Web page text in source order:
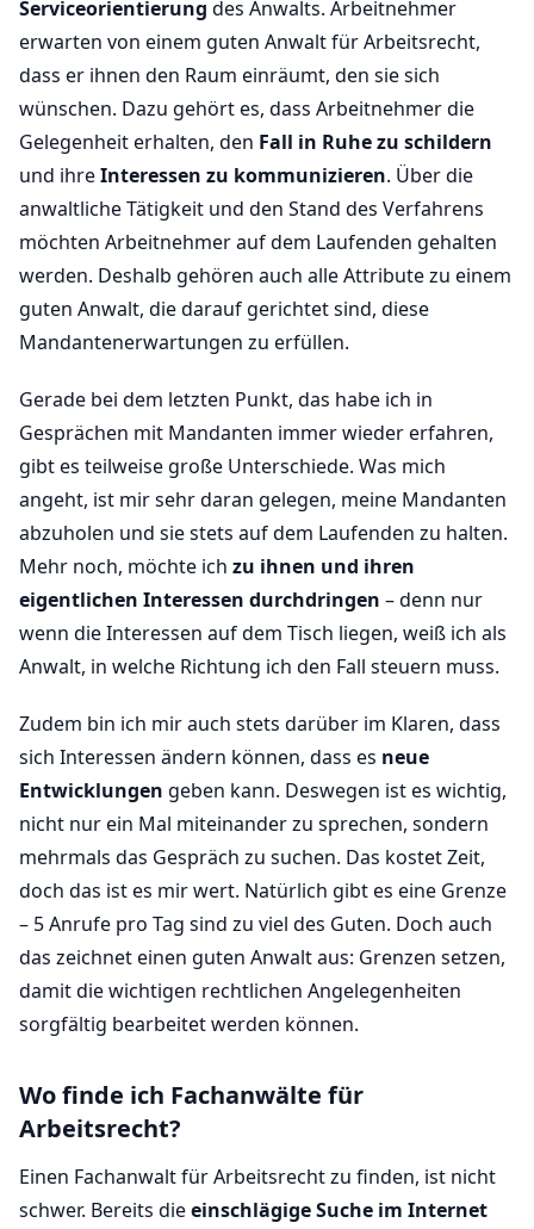
Serviceorientierung des Anwalts. Arbeitnehmer
erwarten von einem guten Anwalt für Arbeitsrecht,
dass er ihnen den Raum einräumt, den sie sich
wünschen. Dazu gehört es, dass Arbeitnehmer die
Gelegenheit erhalten, den Fall in Ruhe zu schildern
und ihreInteressen zu kommunizieren. Über die
anwaltliche Tätigkeit und den Stand des Verfahrens
möchten Arbeitnehmer auf dem Laufenden gehalten
werden. Deshalb gehören auch alle Attribute zu einem
guten Anwalt, die darauf gerichtet sind, diese
Mandantenerwartungen zu erfüllen.
Gerade bei dem letzten Punkt, das habe ich in
Gesprächen mit Mandanten immer wieder erfahren,
gibt es teilweise große Unterschiede. Was mich
angeht, ist mir sehr daran gelegen, meine Mandanten
abzuholen und sie stets auf dem Laufenden zu halten.
Mehr noch, möchte ich zu ihnen und ihren
eigentlichen Interessen durchdringen – denn nur
wenn die Interessen auf dem Tisch liegen, weiß ich als
Anwalt, in welche Richtung ich den Fall steuern muss.
Zudem bin ich mir auch stets darüber im Klaren, dass
sich Interessen ändern können, dass es neue
Entwicklungen geben kann. Deswegen ist es wichtig,
nicht nur ein Mal miteinander zu sprechen, sondern
mehrmals das Gespräch zu suchen. Das kostet Zeit,
doch das ist es mir wert. Natürlich gibt es eine Grenze
– 5 Anrufe pro Tag sind zu viel des Guten. Doch auch
das zeichnet einen guten Anwalt aus: Grenzen setzen,
damit die wichtigen rechtlichen Angelegenheiten
sorgfältig bearbeitet werden können.
Wo finde ich Fachanwälte für
Arbeitsrecht?
Einen Fachanwalt für Arbeitsrecht zu finden, ist nicht
schwer. Bereits dieeinschlägige Suche im Internet